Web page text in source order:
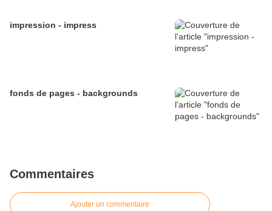
impression - impress
fonds de pages - backgrounds
Commentaires
Ajouter un commentaire